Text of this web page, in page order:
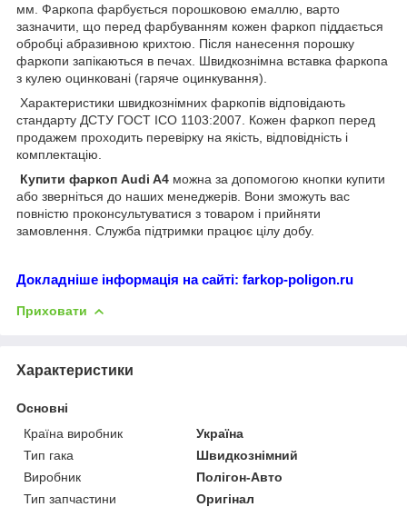
мм. Фаркопа фарбується порошковою емаллю, варто
зазначити, що перед фарбуванням кожен фаркоп піддається
обробці абразивною крихтою. Після нанесення порошку
фаркопи запікаються в печах. Швидкознімна вставка фаркопа
з кулею оцинковані (гаряче оцинкування).
Характеристики швидкознімних фаркопів відповідають
стандарту ДСТУ ГОСТ ІСО 1103:2007. Кожен фаркоп перед
продажем проходить перевірку на якість, відповідність і
комплектацію.
Купити фаркоп Audi A4 можна за допомогою кнопки купити
або зверніться до наших менеджерів. Вони зможуть вас
повністю проконсультуватися з товаром і прийняти
замовлення. Служба підтримки працює цілу добу.
Докладніше інформація на сайті: farkop-poligon.ru
Приховати
Характеристики
Основні
Країна виробник
Україна
Тип гака
Швидкознімний
Виробник
Полігон-Авто
Тип запчастини
Оригінал